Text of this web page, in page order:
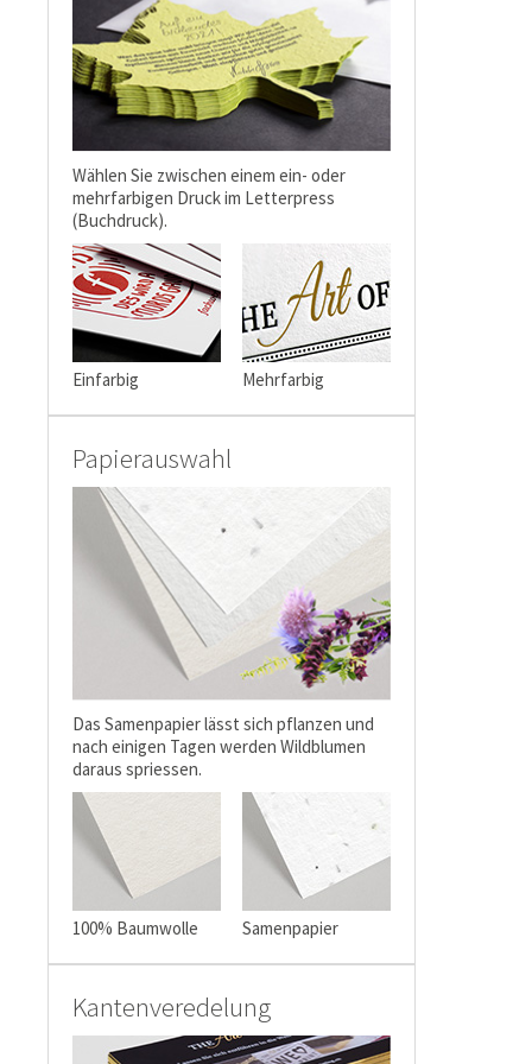
Wählen Sie zwischen einem ein- oder
mehrfarbigen Druck im Letterpress
(Buchdruck).
Einfarbig Mehrfarbig
Papierauswahl
Das Samenpapier lässt sich pflanzen und
nach einigen Tagen werden Wildblumen
daraus spriessen.
100% Baumwolle Samenpapier
Kantenveredelung